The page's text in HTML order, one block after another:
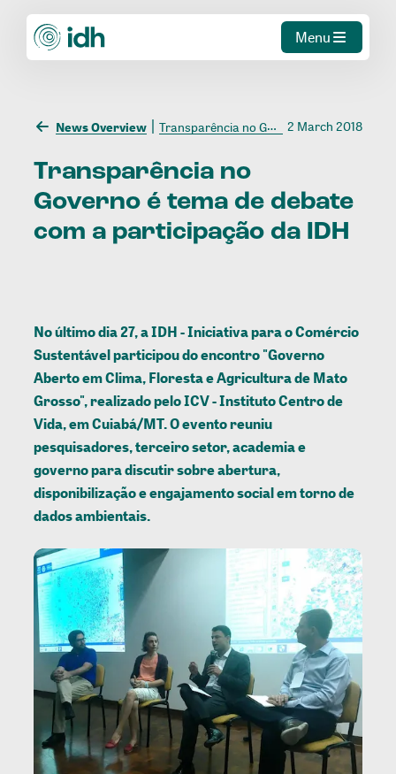
Menu
News Overview Transparência no Governo é tema de debate com a participação da IDH 2 March 2018
Transparência no
Governo é tema de debate
com a participação da IDH
No último dia 27, a IDH - Iniciativa para o Comércio
Sustentável participou do encontro "Governo
Aberto em Clima, Floresta e Agricultura de Mato
Grosso", realizado pelo ICV - Instituto Centro de
Vida, em Cuiabá/MT. O evento reuniu
pesquisadores, terceiro setor, academia e
governo para discutir sobre abertura,
disponibilização e engajamento social em torno de
dados ambientais.